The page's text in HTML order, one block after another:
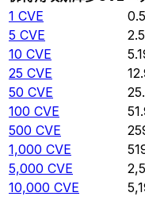
1 CVE
5 CVE
10 CVE
25 CVE
50 CVE
100 CVE
500 CVE
1,000 CVE
5,000 CVE
10,000 CVE